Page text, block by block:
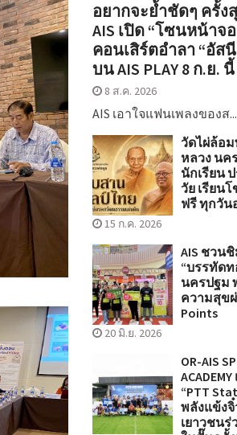
อยากจะย้ำชัดๆ ครั้ง
AIS เปิด “โซนหน้าจ
คอนเสิร์ตอำลา “อัส
บน AIS PLAY 8 ก.ย. นี้
8 ส.ค. 2026
AIS เอาใจแฟนเพลงของส...
วัดไผ่ล้อ
หลวง นค
นักเรียน
วัย เรียน
ฟรี ทุกวัน
15 ก.ค. 2026
AIS ชวน
“บรรทัดท
นครปฐม
ความสุขผ่
Points
20 มิ.ย. 2026
OR-AIS
“PTT
พลังแข้ง
เยาวชน